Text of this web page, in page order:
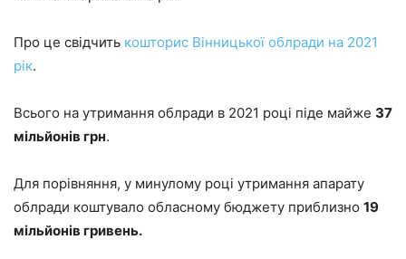
Про це свідчить кошторис Вінницької облради на 2021
рік.
Всього на утримання облради в 2021 році піде майже 37
мільйонів грн.
Для порівняння, у минулому році утримання апарату
облради коштувало обласному бюджету приблизно 19
мільйонів гривень.